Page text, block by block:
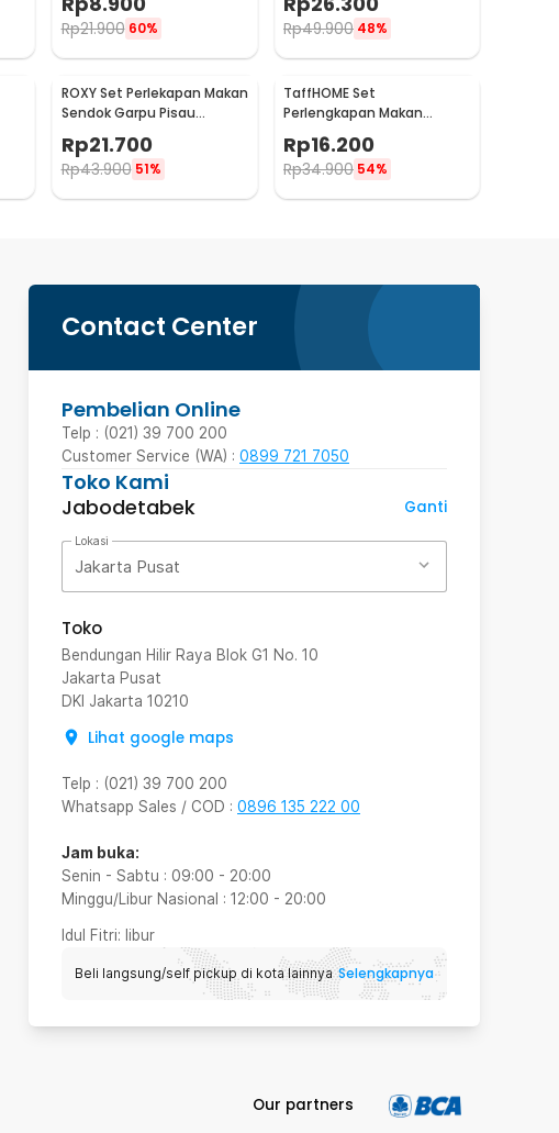
- XS-B014
Rp21.900 60%
Winding - EA025
Rp49.900 48%
ROXY Set Perlekapan Makan
Sendok Garpu Pisau
- C24
Rp21.700
Rp43.900 51%
TaffHOME Set
Perlengkapan Makan
Sendok Garpu Sumpit
Sedotan with Pouch - T10
Rp16.200
Rp34.900 54%
Contact Center
Pembelian Online
Telp : (021) 39 700 200
Customer Service (WA) : 0899 721 7050
Toko Kami
Jabodetabek
Ganti
Lokasi
Jakarta Pusat
Toko
Bendungan Hilir Raya Blok G1 No. 10
Jakarta Pusat
DKI Jakarta 10210
Lihat google maps
Telp : (021) 39 700 200
Whatsapp Sales / COD : 0896 135 222 00
Jam buka:
Senin - Sabtu : 09:00 - 20:00
Minggu/Libur Nasional : 12:00 - 20:00
Idul Fitri: libur
Beli langsung/self pickup di kota lainnya Selengkapnya
Our partners